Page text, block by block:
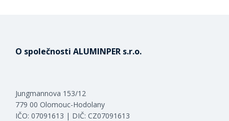
O společnosti ALUMINPER s.r.o.
Jungmannova 153/12
779 00 Olomouc-Hodolany
IČO: 07091613 | DIČ: CZ07091613